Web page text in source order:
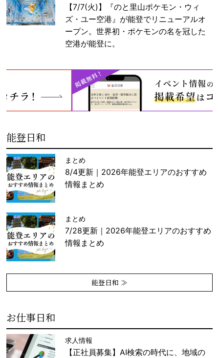
【7/7(火)】『のと里山ポケモン・ウィ
ズ・ユー空港』が能登でリニューアルオ
ープン。世界初・ポケモンの名を冠した
空港が能登に。
能登日和
まとめ
8/4更新｜2026年能登エリアのおすすめ
情報まとめ
まとめ
7/28更新｜2026年能登エリアのおすすめ
情報まとめ
能登日和 ≫
お仕事日和
求人情報
【正社員募集】AI検索の時代に、地域の